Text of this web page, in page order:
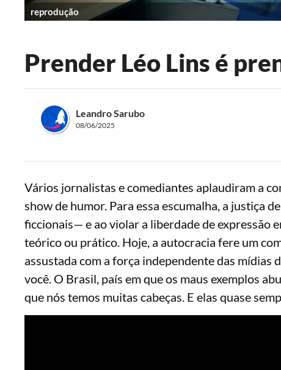
reprodução
Prender Léo Lins é
Leandro Sarubo
08/06/2025
Vários jornalistas e comediantes aplaudiram a
show de humor. Para essa escumalha, a justiça
ficcionais— e ao violar a liberdade de expressão
teórico ou prático. Hoje, a autocracia fere um
assustada com a força independente das
você. O Brasil, país em que os maus exemplos
que nós temos muitas cabeças. E elas quase